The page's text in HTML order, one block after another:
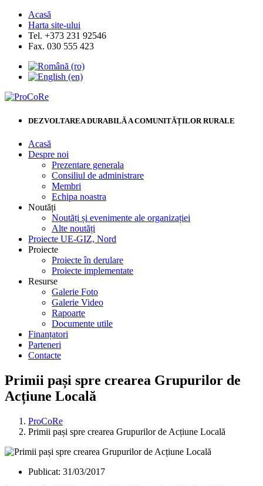
Acasă
Harta site-ului
Tel. +373 231 92546
Fax. 030 555 423
DEZVOLTAREA DURABILĂ A COMUNITĂȚILOR RURALE
Acasă
Despre noi
Prezentare generala
Consiliul de administrare
Membri
Echipa noastra
Noutăți
Noutăți și evenimente ale organizației
Alte noutăți
Proiecte UE-GIZ, Nord
Proiecte
Proiecte în derulare
Proiecte implementate
Resurse
Galerie Foto
Galerie Video
Rapoarte
Documente utile
Finanțatori
Parteneri
Contacte
Primii pași spre crearea Grupurilor de
Acțiune Locală
ProCoRe
Primii pași spre crearea Grupurilor de Acțiune Locală
Publicat: 31/03/2017